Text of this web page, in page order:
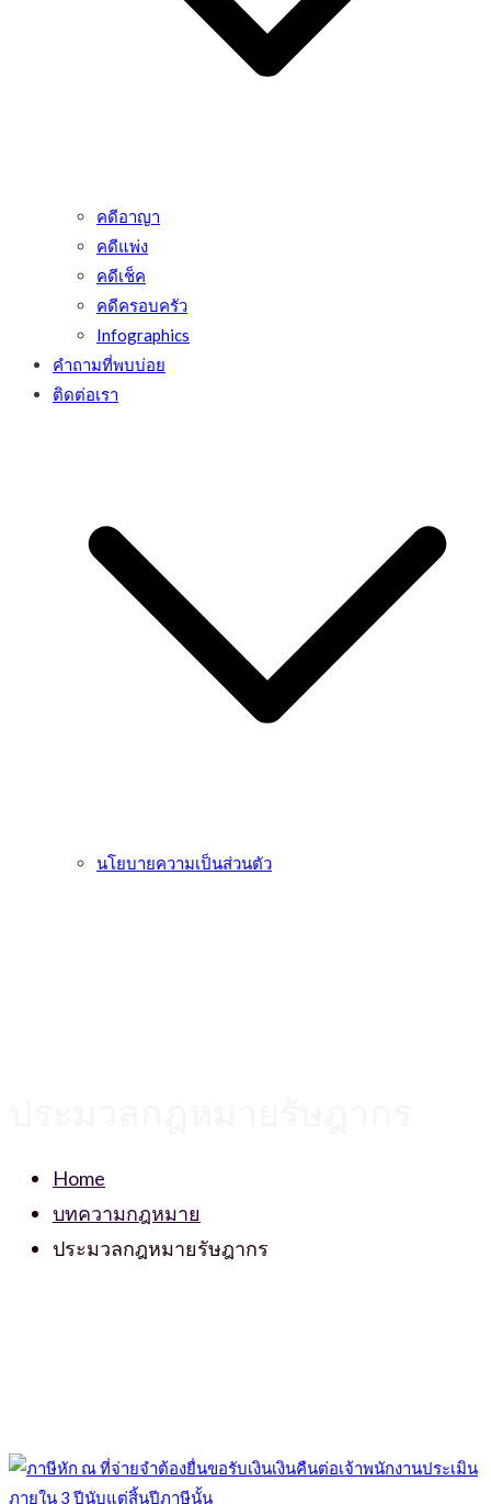
คดีอาญา
คดีแพ่ง
คดีเช็ค
คดีครอบครัว
Infographics
คำถามที่พบบ่อย
ติดต่อเรา
นโยบายความเป็นส่วนตัว
Home
บทความกฎหมาย
ประมวลกฎหมายรัษฎากร